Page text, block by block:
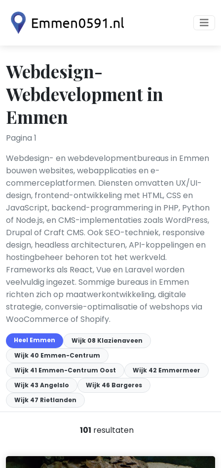
Webdesign-
Webdevelopment in
Emmen
Pagina 1
Webdesign- en webdevelopmentbureaus in Emmen
bouwen websites, webapplicaties en e-
commerceplatformen. Diensten omvatten UX/UI-
design, frontend-ontwikkeling met HTML, CSS en
JavaScript, backend-programmering in PHP, Python
of Node.js, en CMS-implementaties zoals WordPress,
Drupal of Craft CMS. Ook SEO-techniek, responsive
design, headless architecturen, API-koppelingen en
hostingbeheer behoren tot het werkveld.
Frameworks als React, Vue en Laravel worden
veelvuldig ingezet. Sommige bureaus in Emmen
richten zich op maatwerkontwikkeling, digitale
strategie, conversie-optimalisatie of webshops via
WooCommerce of Shopify.
Heel Emmen
Wijk 08 Klazienaveen
Wijk 40 Emmen-Centrum
Wijk 41 Emmen-Centrum Oost
Wijk 42 Emmermeer
Wijk 43 Angelslo
Wijk 46 Bargeres
Wijk 47 Rietlanden
101 resultaten